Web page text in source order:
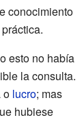
conocimiento
esto no había
la consulta.
o lucro; mas
hubiese